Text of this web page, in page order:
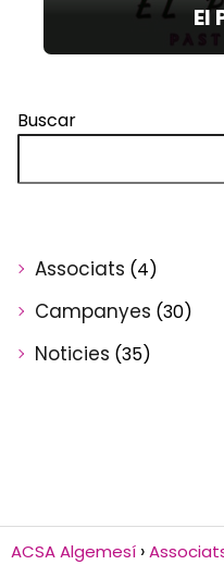
El
Buscar
Associats (4)
Campanyes (30)
Noticies (35)
ACSA Algemesí